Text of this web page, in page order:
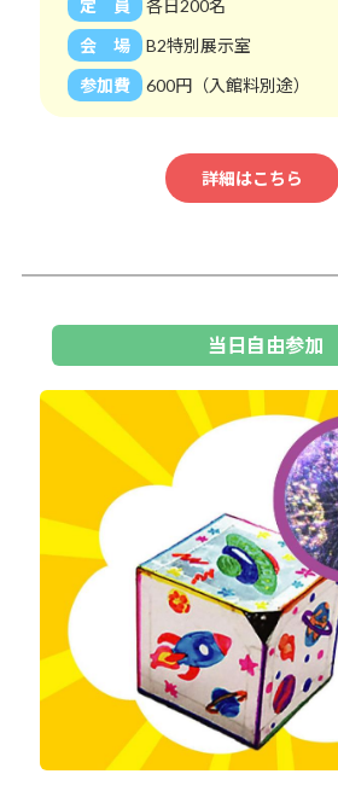
定 員
各日200名
会 場
B2特別展示室
参加費
600円（入館料別途）
詳細はこちら
当日自由参加